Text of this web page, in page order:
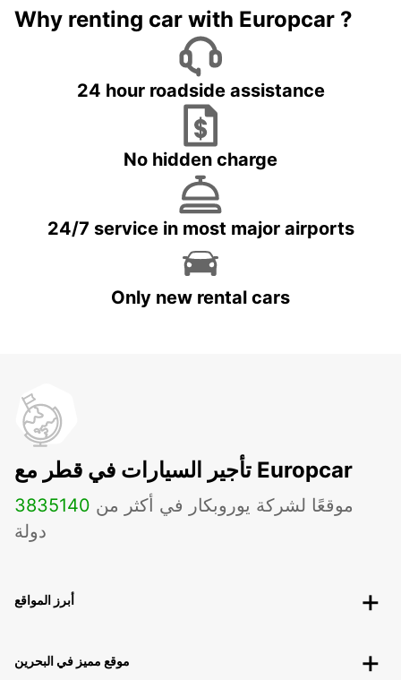
Why renting car with Europcar ?
24 hour roadside assistance
No hidden charge
24/7 service in most major airports
Only new rental cars
تأجير السيارات في قطر مع Europcar
3835 موقعًا لشركة يوروبكار في أكثر من 140
دولة
أبرز المواقع
موقع مميز في البحرين